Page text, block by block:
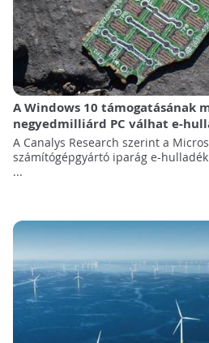
A Windows 10 támogatásának
negyedmilliárd PC válhat e-
A Canalys Research szerint a
számítógépgyártó iparág e-
...